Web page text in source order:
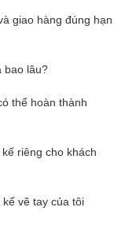
giao hàng đúng hạn
bao lâu?
thể hoàn thành
riêng cho khách
vẽ tay của tôi